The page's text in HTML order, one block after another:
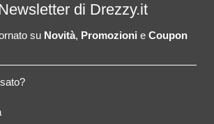
di Drezzy.it
su Novità, Promozioni e Coupon